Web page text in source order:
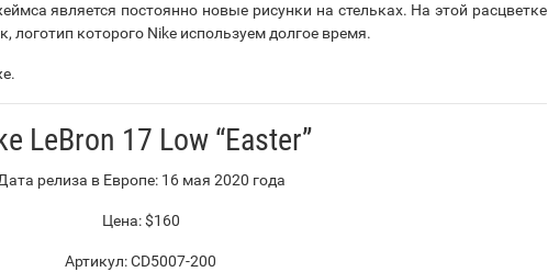
является постоянно новые рисунки на стельках. На этой расцветке
которого Nike используем долгое время.
LeBron 17 Low “Easter”
релиза в Европе: 16 мая 2020 года
Цена: $160
Артикул: CD5007-200